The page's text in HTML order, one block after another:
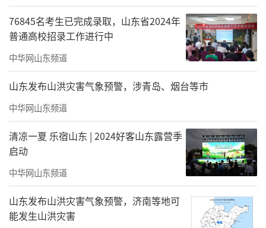
76845名考生已完成录取，山东省2024年
普通高校招录工作进行中
中华网山东频道
山东发布山洪灾害气象预警，涉青岛、烟台等市
中华网山东频道
清凉一夏 乐宿山东 | 2024好客山东露营季
启动
中华网山东频道
山东发布山洪灾害气象预警，济南等地可
能发生山洪灾害